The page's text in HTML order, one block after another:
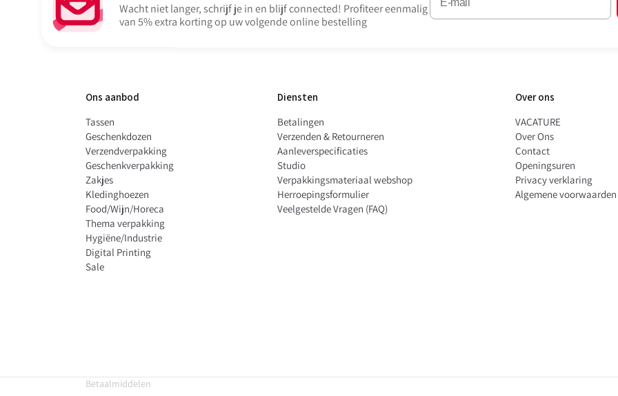
Wacht niet langer, schrijf je in en blijf connected! Profiteer eenmalig
van 5% extra korting op uw volgende online bestelling
Ons aanbod
Tassen
Geschenkdozen
Verzendverpakking
Geschenkverpakking
Zakjes
Kledinghoezen
Food/Wijn/Horeca
Thema verpakking
Hygiëne/Industrie
Digital Printing
Sale
Diensten
Betalingen
Verzenden & Retourneren
Aanleverspecificaties
Studio
Verpakkingsmateriaal webshop
Herroepingsformulier
Veelgestelde Vragen (FAQ)
Over ons
VACATURE
Over Ons
Contact
Openingsuren
Privacy verklaring
Algemene voorwaarden
Betaalmiddelen